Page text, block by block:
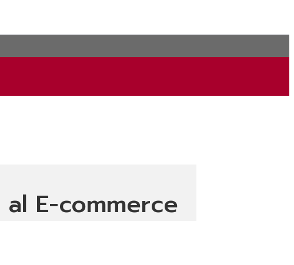
E-commerce